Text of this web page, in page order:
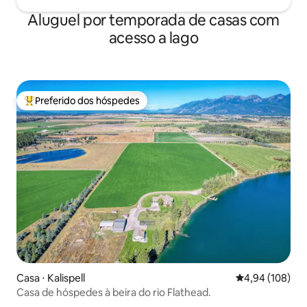
Aluguel por temporada de casas com
acesso a lago
Entre os melhores preferidos dos hóspedes
Preferido dos hóspedes
Casa ⋅ Kalispell 4,94 de uma
4,94 (108)
Casa de hóspedes à beira do rio Flathead.